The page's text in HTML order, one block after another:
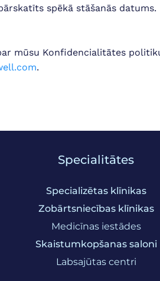
spēkā stāšanās datums.
mūsu Konfidencialitātes
.
Specialitātes
Specializētas klīnikas
Zobārtsniecības klīnikas
Medicīnas iestādes
Skaistumkopšanas saloni
Labsajūtas centri